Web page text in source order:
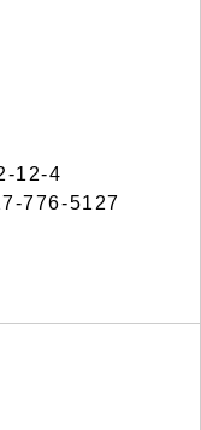
12-4
776-5127